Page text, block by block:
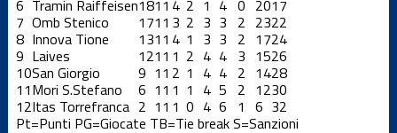
6 Tramin Raiffeisen1811 4 2 1 4 0 2017
7 Omb Stenico 1711 3 2 3 3 2 2322
8 Innova Tione 1311 4 1 3 3 2 1724
9 Laives 1211 1 2 4 4 3 1526
10San Giorgio 9 11 2 1 4 4 2 1428
11Mori S.Stefano 6 11 1 1 4 5 2 1230
12Itas Torrefranca 2 11 1 0 4 6 1 6 32
Pt=Punti PG=Giocate TB=Tie breakS=Sanzioni